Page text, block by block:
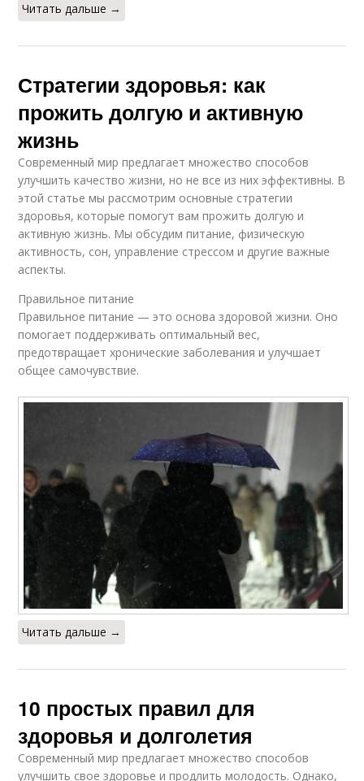
Читать дальше →
Стратегии здоровья: как
прожить долгую и активную
жизнь
Современный мир предлагает множество способов
улучшить качество жизни, но не все из них эффективны. В
этой статье мы рассмотрим основные стратегии
здоровья, которые помогут вам прожить долгую и
активную жизнь. Мы обсудим питание, физическую
активность, сон, управление стрессом и другие важные
аспекты.
Правильное питание
Правильное питание — это основа здоровой жизни. Оно
помогает поддерживать оптимальный вес,
предотвращает хронические заболевания и улучшает
общее самочувствие.
Читать дальше →
10 простых правил для
здоровья и долголетия
Современный мир предлагает множество способов
улучшить свое здоровье и продлить молодость. Однако,